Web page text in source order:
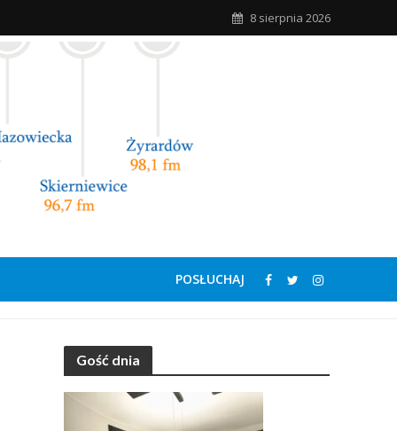
8 sierpnia 2026
POSŁUCHAJ
Gość dnia